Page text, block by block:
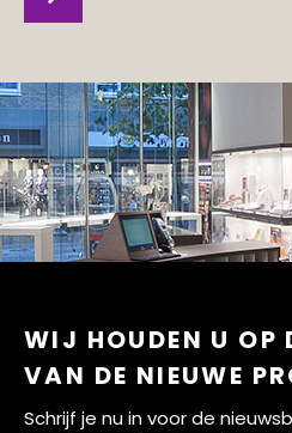
WIJ HOUDEN U OP
VAN DE NIEUWE
Schrijf je nu in voor de